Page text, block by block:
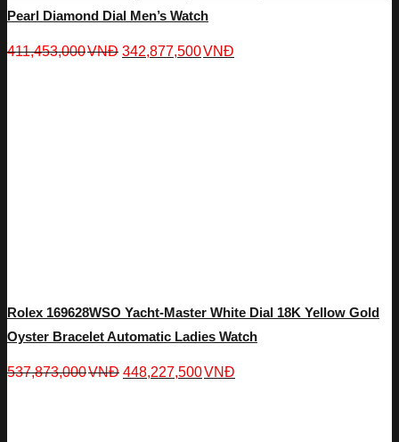
Pearl Diamond Dial Men’s Watch
411,453,000VNĐ 342,877,500VNĐ
Rolex 169628WSO Yacht-Master White Dial 18K Yellow Gold
Oyster Bracelet Automatic Ladies Watch
537,873,000VNĐ 448,227,500VNĐ